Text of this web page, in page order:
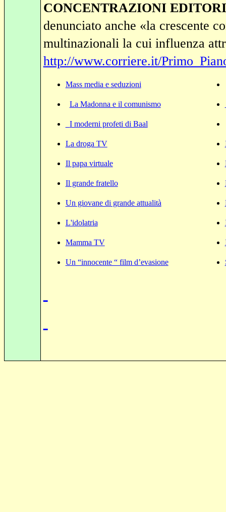
CONCENTRAZIONI
denunciato anche «la crescente
multinazionali la cui influenza
http://www.corriere.it/
Mass media e seduzioni
La Madonna e il comunismo
I moderni profeti di Baal
La droga TV
Il papa virtuale
Il grande fratello
Un giovane di grande attualità
L'idolatria
Mamma TV
Un “innocente “ film d’evasione